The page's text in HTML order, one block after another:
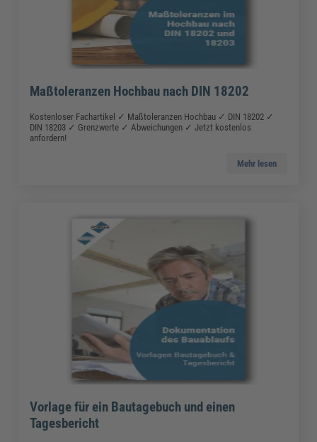
Maßtoleranzen Hochbau nach DIN 18202
Kostenloser Fachartikel ✓ Maßtoleranzen Hochbau ✓ DIN 18202 ✓
DIN 18203 ✓ Grenzwerte ✓ Abweichungen ✓ Jetzt kostenlos
anfordern!
Mehr lesen
Vorlage für ein Bautagebuch und einen
Tagesbericht